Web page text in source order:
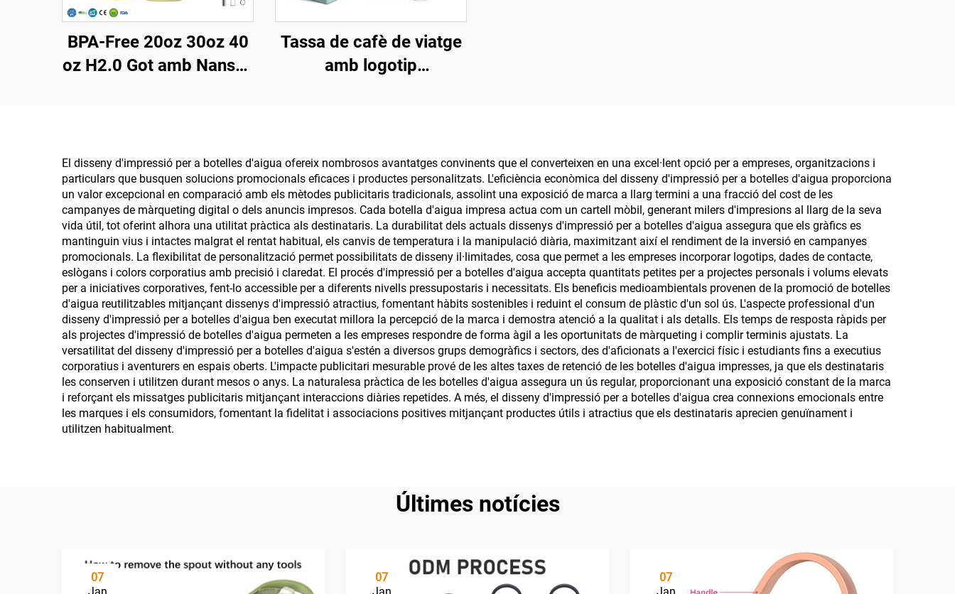
BPA-Free 20oz 30oz 40
oz H2.0 Got amb Nansa i
Inoxidable
Tassa de cafè de viatge
amb logotip
got d'acer inoxidable
El disseny d'impressió per a botelles d'aigua ofereix nombrosos avantatges convinents que el converteixen en una excel·lent opció per a empreses, organitzacions i
particulars que busquen solucions promocionals eficaces i productes personalitzats. L'eficiència econòmica del disseny d'impressió per a botelles d'aigua proporciona
un valor excepcional en comparació amb els mètodes publicitaris tradicionals, assolint una exposició de marca a llarg termini a una fracció del cost de les
campanyes de màrqueting digital o dels anuncis impresos. Cada botella d'aigua impresa actua com un cartell mòbil, generant milers d'impresions al llarg de la seva
vida útil, tot oferint alhora una utilitat pràctica als destinataris. La durabilitat dels actuals dissenys d'impressió per a botelles d'aigua assegura que els gràfics es
mantinguin vius i intactes malgrat el rentat habitual, els canvis de temperatura i la manipulació diària, maximitzant així el rendiment de la inversió en campanyes
promocionals. La flexibilitat de personalització permet possibilitats de disseny il·limitades, cosa que permet a les empreses incorporar logotips, dades de contacte,
eslògans i colors corporatius amb precisió i claredat. El procés d'impressió per a botelles d'aigua accepta quantitats petites per a projectes personals i volums elevats
per a iniciatives corporatives, fent-lo accessible per a diferents nivells pressupostaris i necessitats. Els beneficis medioambientals provenen de la promoció de botelles
d'aigua reutilitzables mitjançant dissenys d'impressió atractius, fomentant hàbits sostenibles i reduint el consum de plàstic d'un sol ús. L'aspecte professional d'un
disseny d'impressió per a botelles d'aigua ben executat millora la percepció de la marca i demostra atenció a la qualitat i als detalls. Els temps de resposta ràpids per
als projectes d'impressió de botelles d'aigua permeten a les empreses respondre de forma àgil a les oportunitats de màrqueting i complir terminis ajustats. La
versatilitat del disseny d'impressió per a botelles d'aigua s'estén a diversos grups demogràfics i sectors, des d'aficionats a l'exercici físic i estudiants fins a executius
corporatius i aventurers en espais oberts. L'impacte publicitari mesurable prové de les altes taxes de retenció de les botelles d'aigua impresses, ja que els destinataris
les conserven i utilitzen durant mesos o anys. La naturalesa pràctica de les botelles d'aigua assegura un ús regular, proporcionant una exposició constant de la marca
i reforçant els missatges publicitaris mitjançant interaccions diàries repetides. A més, el disseny d'impressió per a botelles d'aigua crea connexions emocionals entre
les marques i els consumidors, fomentant la fidelitat i associacions positives mitjançant productes útils i atractius que els destinataris aprecien genuïnament i
utilitzen habitualment.
Últimes notícies
07
Jan
07
Jan
07
Jan